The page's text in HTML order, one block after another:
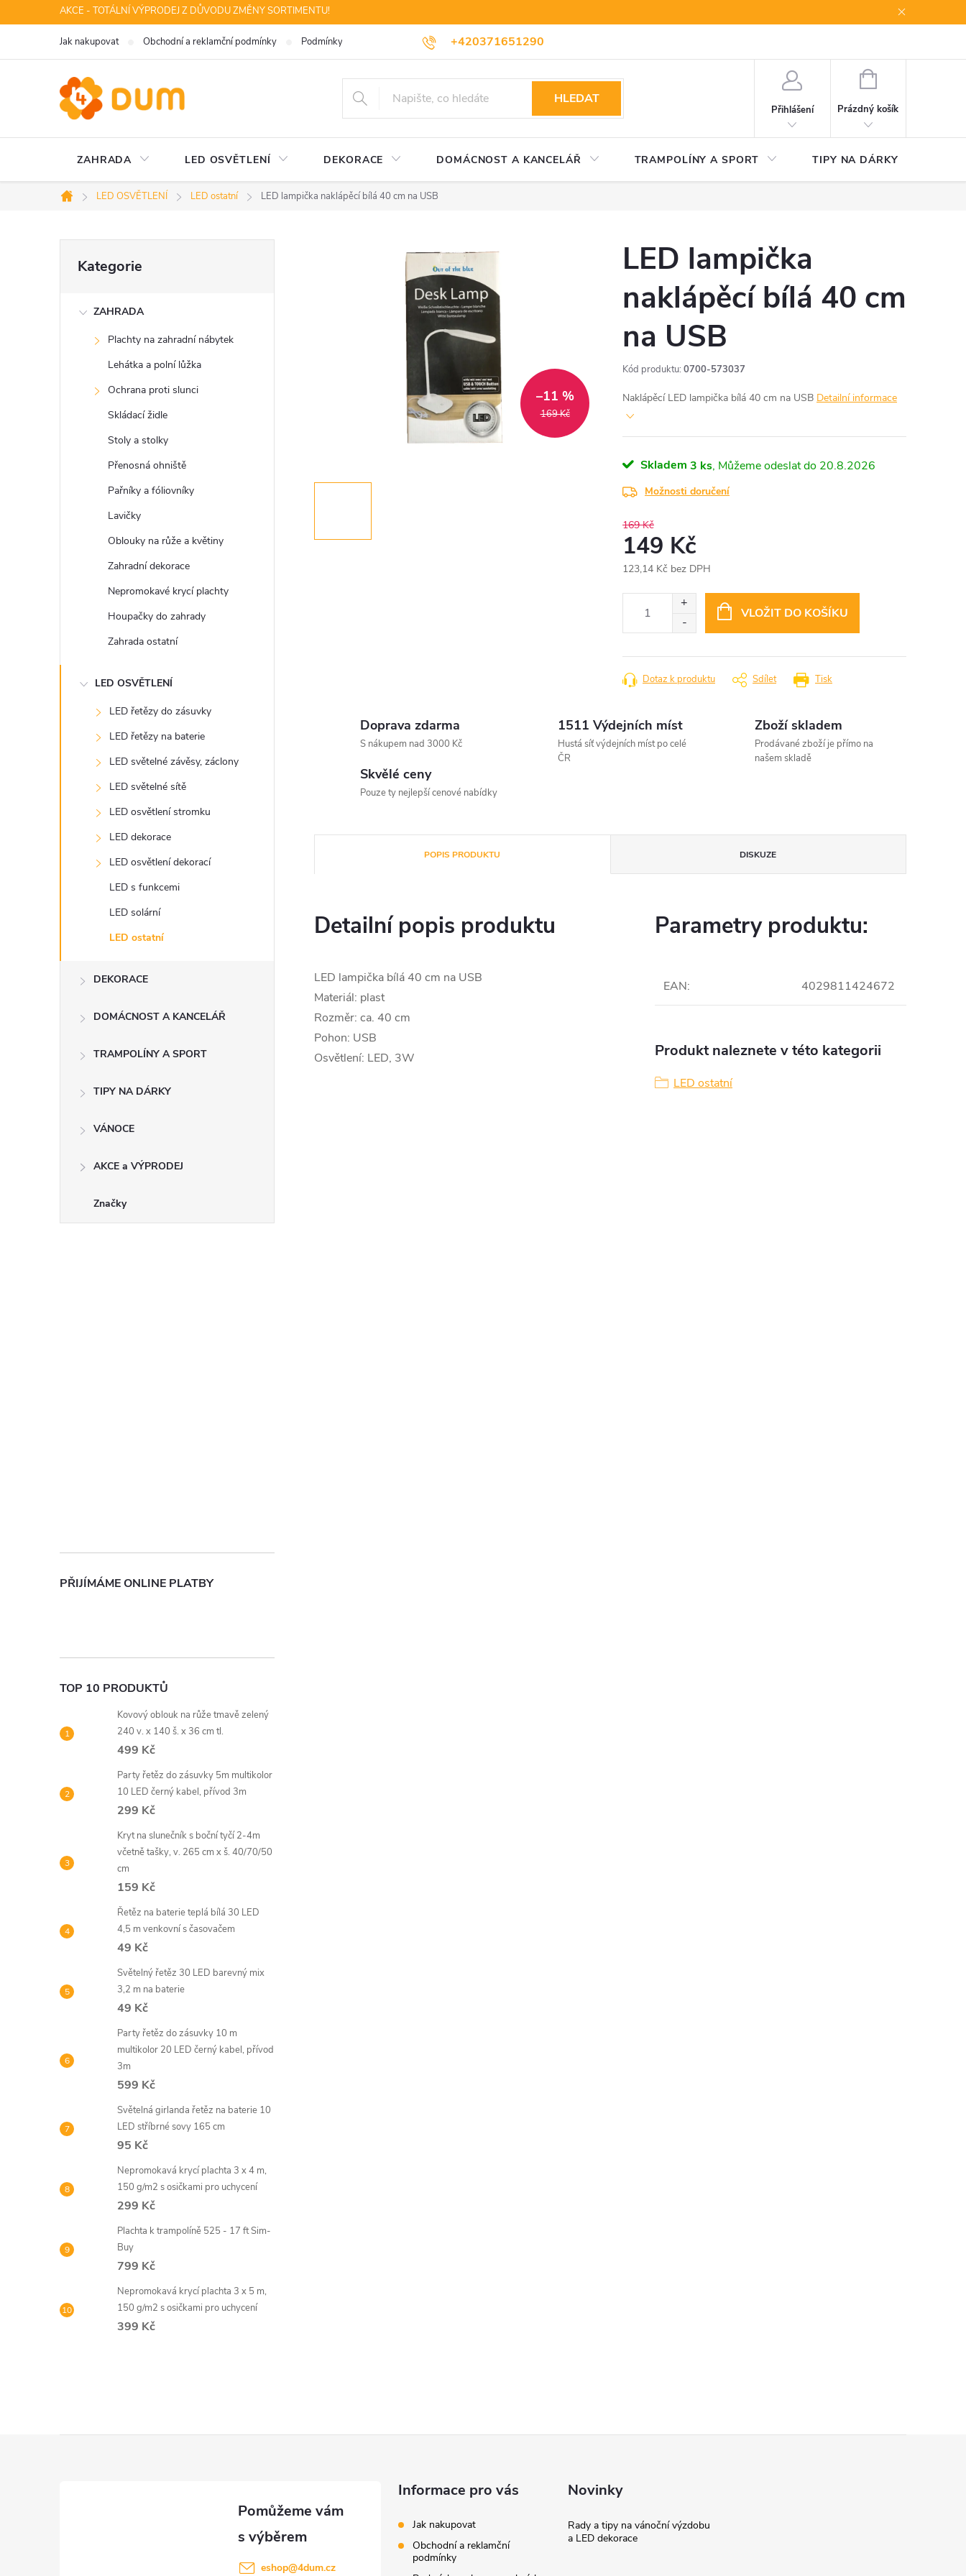
na
AKCE - TOTÁLNÍ VÝPRODEJ Z DŮVODU ZMĚNY SORTIMENTU!
+420371651290
Jak nakupovat Obchodní a reklamční podmínky Podmínky ochrany osobních údajů Dopravné Likvidace elektrozařízení
HLEDAT
Přihlášení
NÁKUPNÍ
Prázdný košík
ZAHRADA LED OSVĚTLENÍ DEKORACE DOMÁCNOST A KANCELÁŘ TRAMPOLÍNY A SPORT TIPY NA DÁRKY
Domů
LED OSVĚTLENÍ LED ostatní LED lampička naklápěcí bílá 40 cm na USB
kategorie
Kategorie
ZAHRADA
Plachty na zahradní nábytek
Lehátka a polní lůžka
Ochrana proti slunci
Skládací židle
Stoly a stolky
Přenosná ohniště
Pařníky a fóliovníky
Lavičky
Oblouky na růže a květiny
Zahradní dekorace
Nepromokavé krycí plachty
Houpačky do zahrady
Zahrada ostatní
LED OSVĚTLENÍ
LED řetězy do zásuvky
LED řetězy na baterie
LED světelné závěsy, záclony
LED světelné sítě
LED osvětlení stromku
LED dekorace
LED osvětlení dekorací
LED s funkcemi
LED solární
LED ostatní
DEKORACE
DOMÁCNOST A KANCELÁŘ
TRAMPOLÍNY A SPORT
TIPY NA DÁRKY
VÁNOCE
AKCE a VÝPRODEJ
Značky
PŘIJÍMÁME ONLINE PLATBY
TOP 10 PRODUKTŮ
Kovový oblouk na růže tmavě zelený
240 v. x 140 š. x 36 cm tl.
499 Kč
Party řetěz do zásuvky 5m multikolor
10 LED černý kabel, přívod 3m
299 Kč
Kryt na slunečník s boční tyčí 2-4m
včetně tašky, v. 265 cm x š. 40/70/50
cm
159 Kč
Řetěz na baterie teplá bílá 30 LED
4,5 m venkovní s časovačem
49 Kč
Světelný řetěz 30 LED barevný mix
3,2 m na baterie
49 Kč
Party řetěz do zásuvky 10 m
multikolor 20 LED černý kabel, přívod
3m
599 Kč
Světelná girlanda řetěz na baterie 10
LED stříbrné sovy 165 cm
95 Kč
Nepromokavá krycí plachta 3 x 4 m,
150 g/m2 s osičkami pro uchycení
299 Kč
Plachta k trampolíně 525 - 17 ft Sim-
Buy
799 Kč
Nepromokavá krycí plachta 3 x 5 m,
150 g/m2 s osičkami pro uchycení
399 Kč
169 Kč
–11 %
LED lampička
naklápěcí bílá 40 cm
na USB
Kód produktu: 0700-573037
Naklápěcí LED lampička bílá 40 cm na USB Detailní informace
Skladem 3 ks 20.8.2026
Možnosti doručení
169 Kč
149 Kč
123,14 Kč bez DPH
VLOŽIT DO KOŠÍKU
Tisk
Dotaz k produktu Sdílet
Doprava zdarma
S nákupem nad 3000 Kč
1511 Výdejních míst
Hustá síť výdejních míst po celé
ČR
Zboží skladem
Prodávané zboží je přímo na
našem skladě
Skvělé ceny
Pouze ty nejlepší cenové nabídky
POPIS PRODUKTU DISKUZE
Detailní popis produktu
LED lampička bílá 40 cm na USB
Materiál: plast
Rozměr: ca. 40 cm
Pohon: USB
Osvětlení: LED, 3W
Parametry produktu:
EAN: 4029811424672
Produkt naleznete v této kategorii
LED ostatní
eshop@4dum.cz
Informace pro vás
Jak nakupovat
Obchodní a reklamční
podmínky
Novinky
Rady a tipy na vánoční výzdobu
a LED dekorace